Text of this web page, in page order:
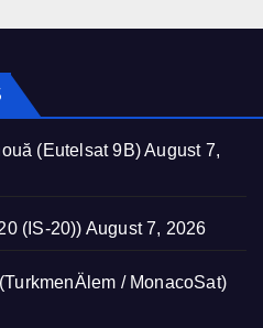
(Eutelsat 9B)August 7,
(IS-20)) August 7, 2026
/ MonacoSat)